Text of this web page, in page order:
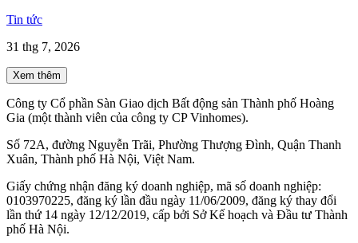
Tin tức
31 thg 7, 2026
Xem thêm
Công ty Cổ phần Sàn Giao dịch Bất động sản Thành phố Hoàng
Gia (một thành viên của công ty CP Vinhomes).
Số 72A, đường Nguyễn Trãi, Phường Thượng Đình, Quận Thanh
Xuân, Thành phố Hà Nội, Việt Nam.
Giấy chứng nhận đăng ký doanh nghiệp, mã số doanh nghiệp:
0103970225, đăng ký lần đầu ngày 11/06/2009, đăng ký thay đổi
lần thứ 14 ngày 12/12/2019, cấp bởi Sở Kế hoạch và Đầu tư Thành
phố Hà Nội.